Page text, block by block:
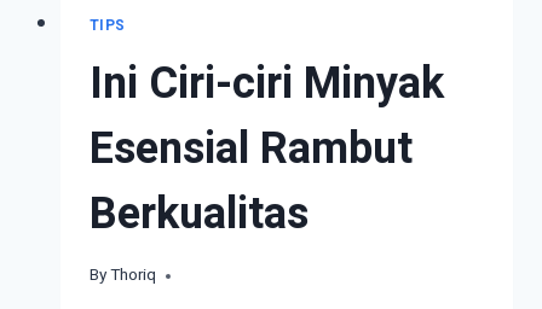
TIPS
Ini Ciri-ciri Minyak
Esensial Rambut
Berkualitas
ByThoriq
April 8, 2022